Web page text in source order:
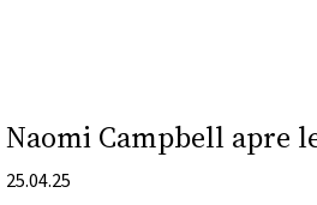
Naomi Campbell apre
25.04.25